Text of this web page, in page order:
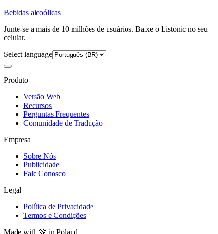
Bebidas alcoólicas
Junte-se a mais de 10 milhões de usuários. Baixe o Listonic no seu
celular.
Select language
Produto
Versão Web
Recursos
Perguntas Frequentes
Comunidade de Tradução
Empresa
Sobre Nós
Publicidade
Fale Conosco
Legal
Política de Privacidade
Termos e Condições
Made with 💚 in Poland